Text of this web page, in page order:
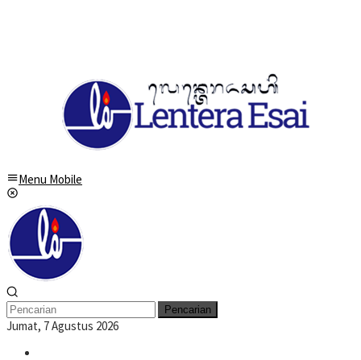
Menu Mobile
Pencarian
Jumat, 7 Agustus 2026